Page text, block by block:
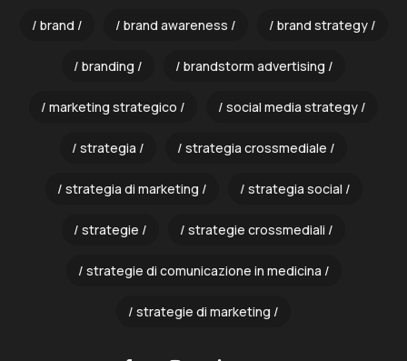
brand brand awareness brand strategy
branding brandstorm advertising
marketing strategico social media strategy
strategia strategia crossmediale
strategia di marketing strategia social
strategie strategie crossmediali
strategie di comunicazione in medicina
strategie di marketing